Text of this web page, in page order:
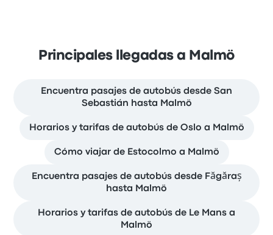
Principales llegadas a Malmö
Encuentra pasajes de autobús desde San
Sebastián hasta Malmö
Horarios y tarifas de autobús de Oslo a Malmö
Cómo viajar de Estocolmo a Malmö
Encuentra pasajes de autobús desde Făgăraș
hasta Malmö
Horarios y tarifas de autobús de Le Mans a
Malmö